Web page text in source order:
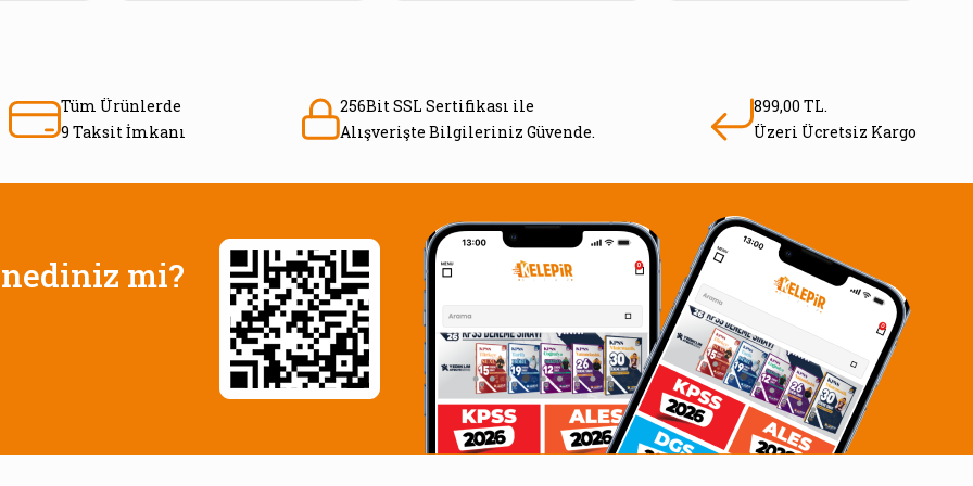
Tüm Ürünlerde
9 Taksit İmkanı
256Bit SSL Sertifikası ile
Alışverişte Bilgileriniz Güvende.
899,00 TL.
Üzeri Ücretsiz Kargo
mi?